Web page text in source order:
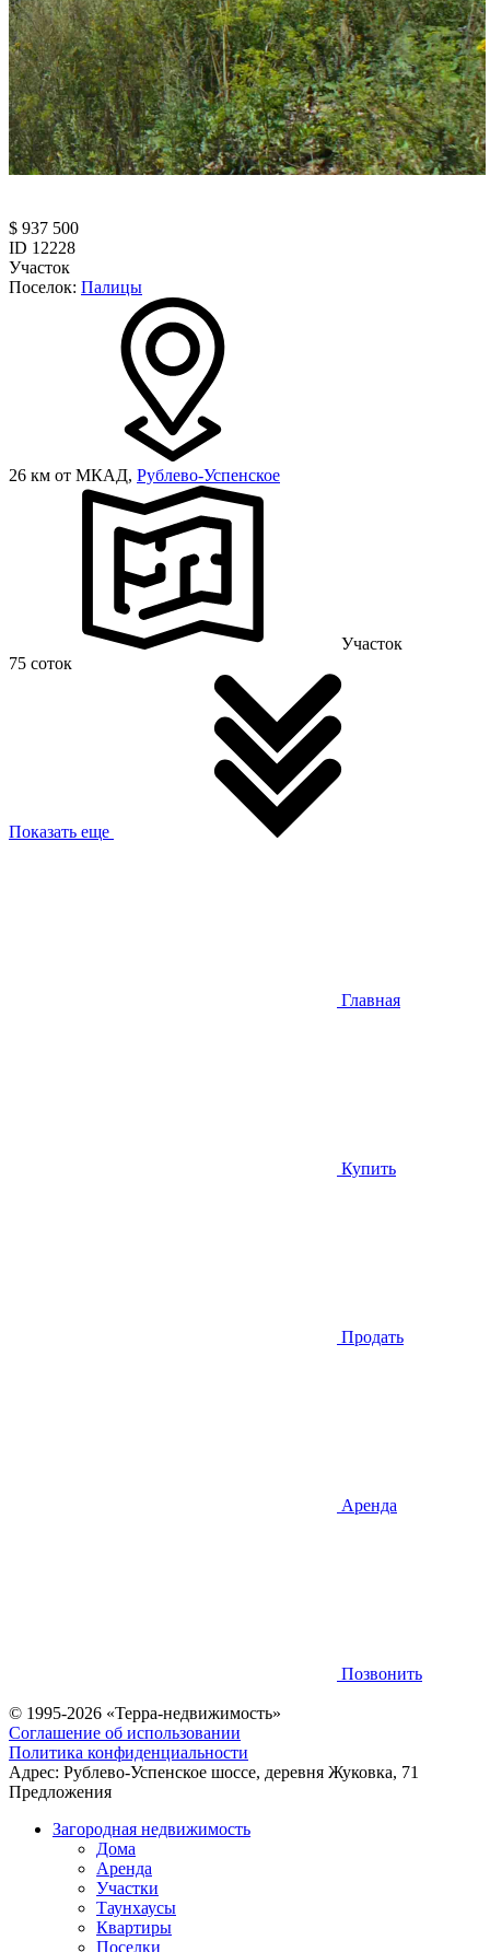
$ 937 500
ID 12228
Участок
Поселок: Палицы
26 км от МКАД, Рублево-Успенское
Участок
75 соток
Показать еще
Главная
Купить
Продать
Аренда
Позвонить
© 1995-2026 «Терра-недвижимость»
Соглашение об использовании
Политика конфиденциальности
Адрес: Рублево-Успенское шоссе, деревня Жуковка, 71
Предложения
Загородная недвижимость
Дома
Аренда
Участки
Таунхаусы
Квартиры
Поселки